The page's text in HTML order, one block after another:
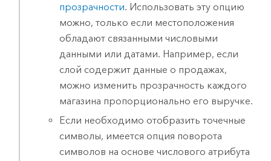
прозрачности. Использовать эту опцию
можно, только если местоположения
обладают связанными числовыми
данными или датами. Например, если
слой содержит данные о продажах,
можно изменить прозрачность каждого
магазина пропорционально его выручке.
Если необходимо отобразить точечные
символы, имеется опция поворота
символов на основе числового атрибута